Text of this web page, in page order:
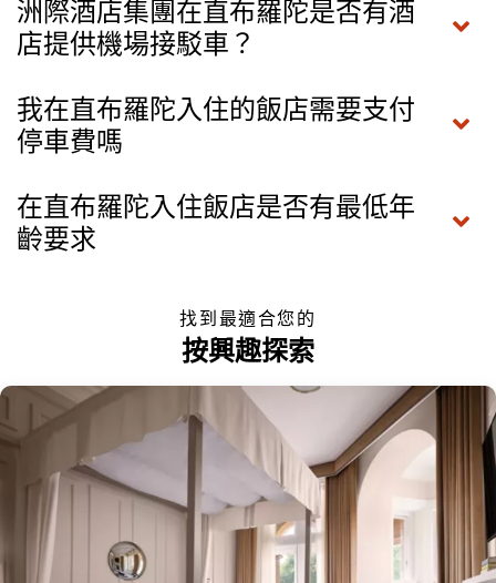
洲際酒店集團在直布羅陀是否有酒
店提供機場接駁車？
我在直布羅陀入住的飯店需要支付
停車費嗎
在直布羅陀入住飯店是否有最低年
齡要求
找到最適合您的
按興趣探索